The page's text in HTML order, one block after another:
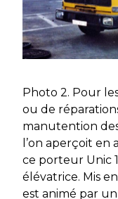
Photo 2. Pour
ou de
manutention
l’on aperçoit en
ce porteur Unic
élévatrice. Mis
est animé par